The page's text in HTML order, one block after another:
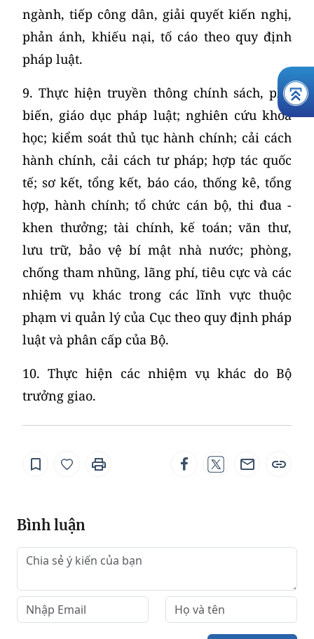
ngành, tiếp công dân, giải quyết kiến nghị,
phản ánh, khiếu nại, tố cáo theo quy định
pháp luật.
9. Thực hiện truyền thông chính sách, phổ
biến, giáo dục pháp luật; nghiên cứu khoa
học; kiểm soát thủ tục hành chính; cải cách
hành chính, cải cách tư pháp; hợp tác quốc
tế; sơ kết, tổng kết, báo cáo, thống kê, tổng
hợp, hành chính; tổ chức cán bộ, thi đua -
khen thưởng; tài chính, kế toán; văn thư,
lưu trữ, bảo vệ bí mật nhà nước; phòng,
chống tham nhũng, lãng phí, tiêu cực và các
nhiệm vụ khác trong các lĩnh vực thuộc
phạm vi quản lý của Cục theo quy định pháp
luật và phân cấp của Bộ.
10. Thực hiện các nhiệm vụ khác do Bộ
trưởng giao.
Bình luận